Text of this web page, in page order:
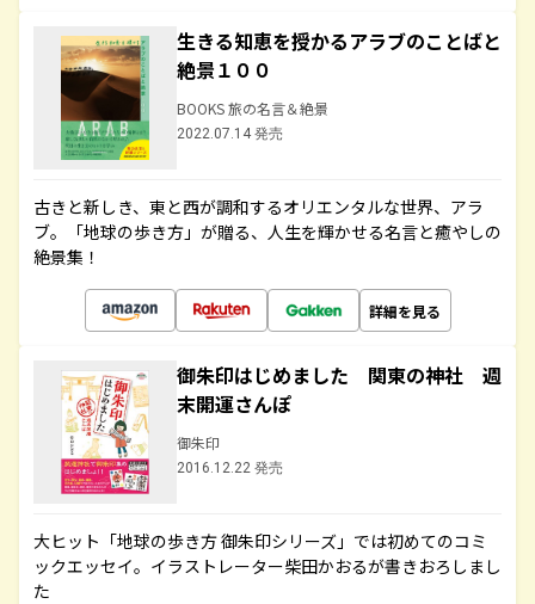
生きる知恵を授かるアラブのことばと
絶景１００
BOOKS 旅の名言＆絶景
2022.07.14 発売
古きと新しき、東と西が調和するオリエンタルな世界、アラ
ブ。「地球の歩き方」が贈る、人生を輝かせる名言と癒やしの
絶景集！
詳細を見る
御朱印はじめました 関東の神社 週
末開運さんぽ
御朱印
2016.12.22 発売
大ヒット「地球の歩き方 御朱印シリーズ」では初めてのコミ
ックエッセイ。イラストレーター柴田かおるが書きおろしまし
た